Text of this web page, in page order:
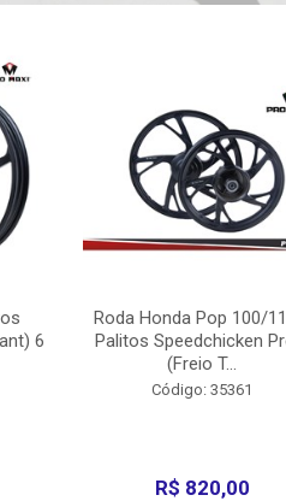
6
Roda Honda Pop 100/
Palitos Speedchicken
(Freio T...
Código: 35361
R$ 820,00